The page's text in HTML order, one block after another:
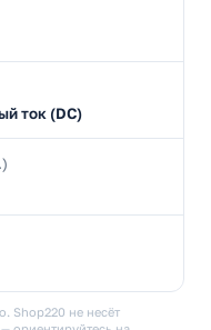
ток (DC)
Shop220 не несёт